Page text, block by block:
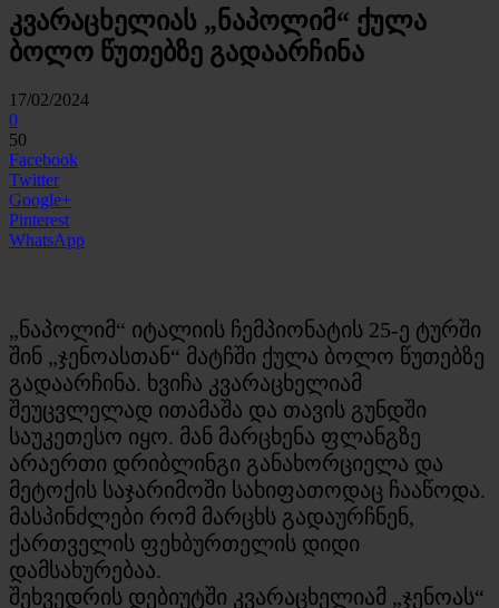
კვარაცხელიას „ნაპოლიმ“ ქულა
ბოლო წუთებზე გადაარჩინა
17/02/2024
0
50
Facebook
Twitter
Google+
Pinterest
WhatsApp
„ნაპოლიმ“ იტალიის ჩემპიონატის 25-ე ტურში
შინ „ჯენოასთან“ მატჩში ქულა ბოლო წუთებზე
გადაარჩინა. ხვიჩა კვარაცხელიამ
შეუცვლელად ითამაშა და თავის გუნდში
საუკეთესო იყო. მან მარცხენა ფლანგზე
არაერთი დრიბლინგი განახორციელა და
მეტოქის საჯარიმოში სახიფათოდაც ჩააწოდა.
მასპინძლები რომ მარცხს გადაურჩნენ,
ქართველის ფეხბურთელის დიდი
დამსახურებაა.
შეხვედრის დებიუტში კვარაცხელიამ „ჯენოას“